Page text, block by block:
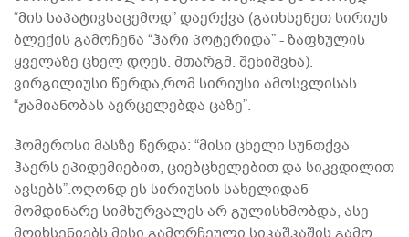
“მის საპატივსაცემოდ” დაერქვა (გაიხსენეთ სირიუს
ბლექის გამოჩენა “ჰარი პოტერიდა” - ზაფხულის
ყველაზე ცხელ დღეს. მთარგმ. შენიშვნა).
ვირგილიუსი წერდა,რომ სირიუსი ამოსვლისას
“ჟამიანობას ავრცელებდა ცაზე”.
ჰომეროსი მასზე წერდა: “მისი ცხელი სუნთქვა
ჰაერს ეპიდემიებით, ციებცხელებით და სიკვდილით
ავსებს”.ოღონდ ეს სირიუსის სახელიდან
მომდინარე სიმხურვალეს არ გულისხმობდა, ასე